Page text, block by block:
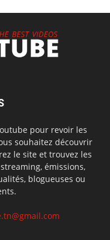
pour revoir les
souhaitez découvrir
le site et trouvez les
émissions,
blogueuses ou